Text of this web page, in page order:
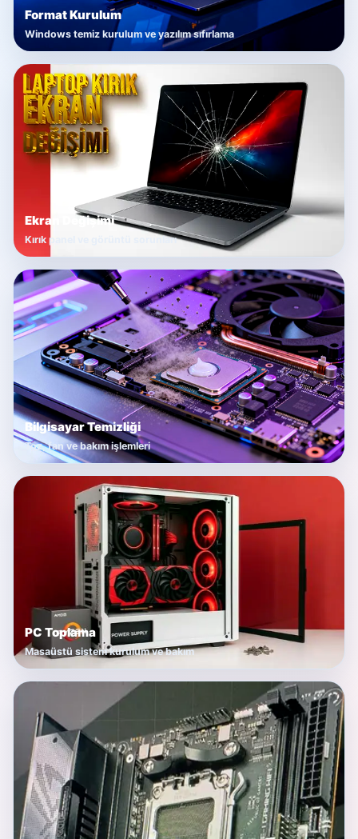
Format Kurulum
Windows temiz kurulum ve yazılım sıfırlama
Ekran Değişimi
Kırık panel ve görüntü sorunları
Bilgisayar Temizliği
Toz, fan ve bakım işlemleri
PC Toplama
Masaüstü sistem kurulum ve bakım